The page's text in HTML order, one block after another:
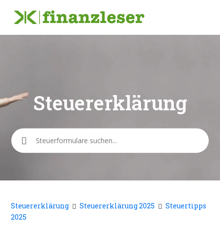
Steuererklärung
Suche
Steuererklärung Steuererklärung 2025
Steuertipps
2025